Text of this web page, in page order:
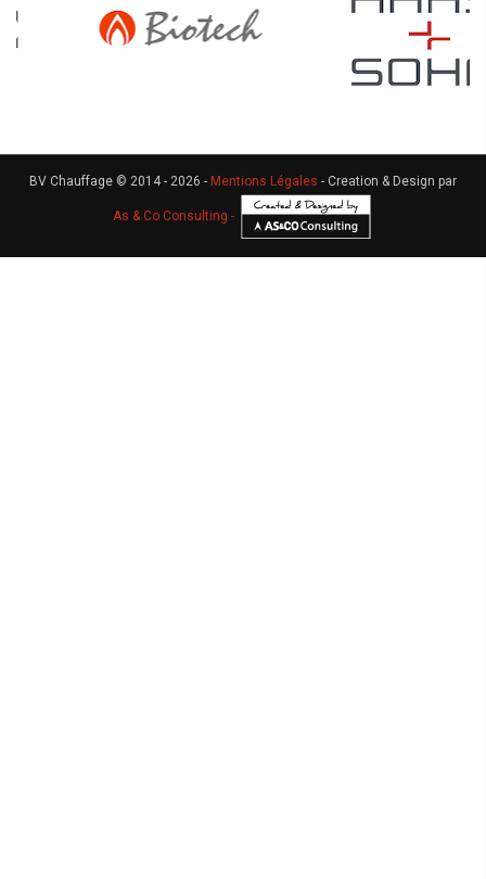
BV Chauffage © 2014 - 2026 - Mentions Légales - Creation & Design par
As & Co Consulting -